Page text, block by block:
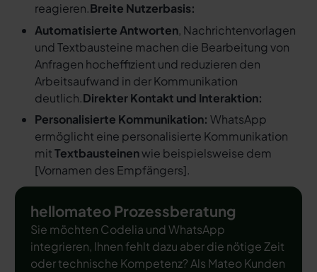
reagieren.Breite Nutzerbasis:
Automatisierte Antworten, Nachrichtenvorlagen
und Textbausteine machen die Bearbeitung von
Anfragen hocheffizient und reduzieren den
Arbeitsaufwand in der Kommunikation
deutlich.Direkter Kontakt und Interaktion:
Personalisierte Kommunikation: WhatsApp
ermöglicht eine personalisierte Kommunikation
mitTextbausteinenwie beispielsweise dem
[Vornamen des Empfängers].
hellomateo Prozessberatung
Sie möchten Codelia und WhatsApp
integrieren, Ihnen fehlt dazu aber die nötige Zeit
oder technische Kompetenz? Als Mateo Kunden